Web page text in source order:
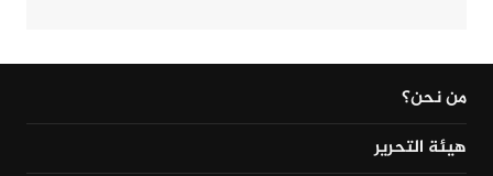
من نحن؟
هيئة التحرير